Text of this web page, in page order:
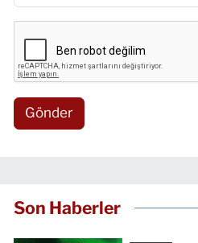
Gönder
Son Haberler